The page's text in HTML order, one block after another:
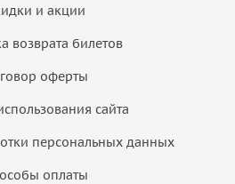
и акции
возврата билетов
оферты
сайта
персональных данных
оплаты